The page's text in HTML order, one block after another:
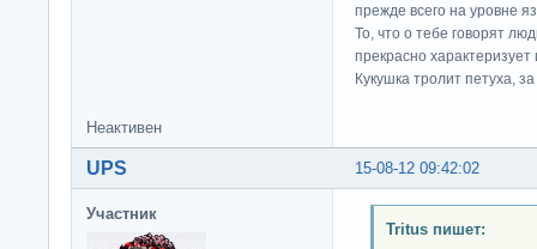
прежде всего на уровне
То, что о тебе говорят
прекрасно характеризует
Кукушка тролит петуха,
Неактивен
15-08-12 09:42:02
UPS
Участник
Tritus пишет: